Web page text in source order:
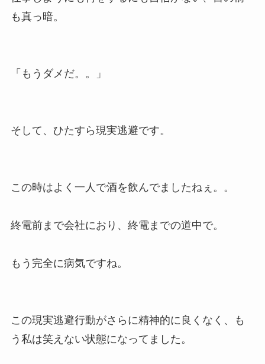
も真っ暗。
「もうダメだ。。」
そして、ひたすら現実逃避です。
この時はよく一人で酒を飲んでましたねぇ。。
終電前まで会社におり、終電までの道中で。
もう完全に病気ですね。
この現実逃避行動がさらに精神的に良くなく、も
う私は笑えない状態になってました。